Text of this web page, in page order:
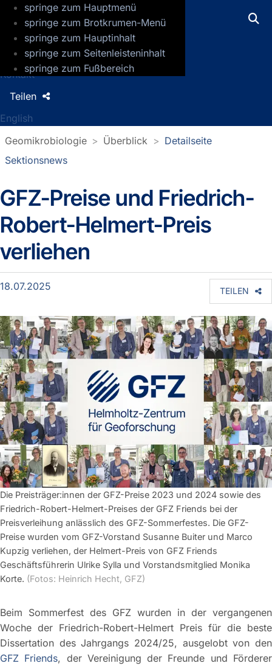
springe zum Hauptmenü
springe zum Brotkrumen-Menü
springe zum Hauptinhalt
springe zum Seitenleisteninhalt
springe zum Fußbereich
GFZ Helmholtz-Zentrum für
Presse
Jobs
Kontakt
English
Teilen
Geomikrobiologie Überblick
Detailseite
Sektionsnews
Detailseite Sektionsnews
GFZ-Preise und Friedrich-
Robert-Helmert-Preis
verliehen
18.07.2025 TEILEN
Die Preisträger:innen der GFZ-Preise 2023 und 2024 sowie des
Friedrich-Robert-Helmert-Preises der GFZ Friends bei der
Preisverleihung anlässlich des GFZ-Sommerfestes. Die GFZ-
Preise wurden vom GFZ-Vorstand Susanne Buiter und Marco
Kupzig verliehen, der Helmert-Preis von GFZ Friends
Geschäftsführerin Ulrike Sylla und Vorstandsmitglied Monika
Korte. (Fotos: Heinrich Hecht, GFZ)
Beim Sommerfest des GFZ wurden in der vergangenen
Woche der Friedrich-Robert-Helmert Preis für die beste
Dissertation des Jahrgangs 2024/25, ausgelobt von den
GFZ Friends, der Vereinigung der Freunde und Förderer